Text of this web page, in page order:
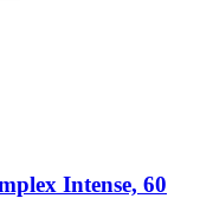
Intense, 60